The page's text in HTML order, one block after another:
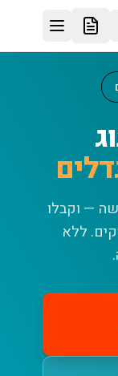
— וקבלו
ללא